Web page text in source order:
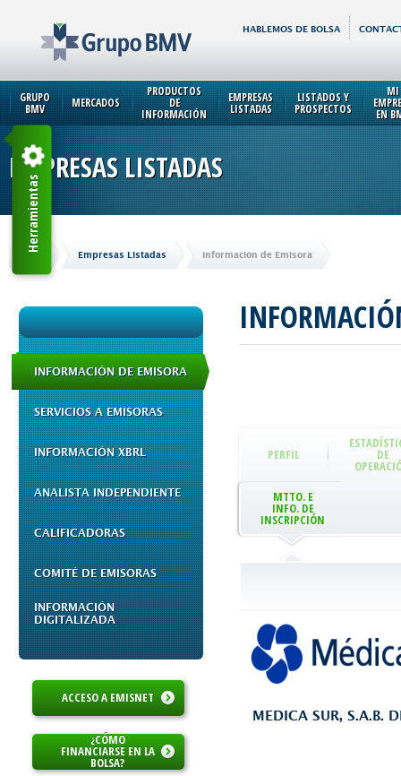
HABLEMOS DE BOLSA
GRUPO
BMV MERCADOS
PRODUCTOS
DE
INFORMACIÓN
EMPRESAS
LISTADAS
LISTADOS Y
PROSPECTOS
MI
EN
EMPRESAS LISTADAS
Inicio Empresas Listadas Información de Emisora
INFORMACIÓN DE EMISORA
SERVICIOS A EMISORAS
INFORMACIÓN XBRL
ANALISTA INDEPENDIENTE
CALIFICADORAS
COMITÉ DE EMISORAS
INFORMACIÓN
DIGITALIZADA
ACCESO A EMISNET
¿CÓMO
FINANCIARSE EN LA
BOLSA?
PERFIL DE
MTTO. E
INFO. DE
INSCRIPCIÓN
MEDICA SUR, S.A.B.
Herramientas